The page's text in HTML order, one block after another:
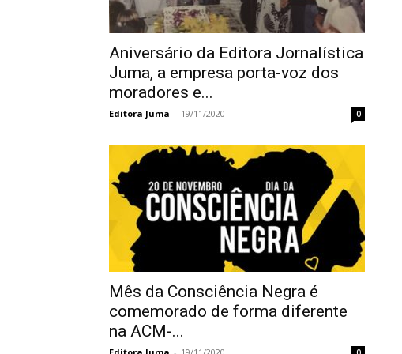
Aniversário da Editora Jornalística
Juma, a empresa porta-voz dos
moradores e...
Editora Juma - 19/11/2020 0
Mês da Consciência Negra é
comemorado de forma diferente
na ACM-...